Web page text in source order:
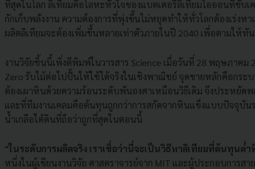
ที่สุดในโลก ลิเทียมคือโลหะหัวใจของแบตเตอรี่ลิเทียมไอออนที่ขับ
กักเก็บพลังงาน ความต้องการที่พุ่งขึ้นไม่หยุดทำให้ทั่วโลกต้องเร่งห
ผลิตลิเทียมจะต้องเพิ่มขึ้นหลายเท่าตัวภายในปี 2040 เพื่อตามให้ทัน
งานวิจัยชิ้นนี้เพิ่งตีพิมพ์ในวารสาร Science เมื่อวันที่ 28 พฤษภาคม
Zero รับไม้ต่อไปปั้นให้ใช้ได้จริงในเชิงพาณิชย์ จุดขายหลักคือกร
ต้องเผาหินด้วยความร้อนระดับพันองศาเหมือนวิธีเดิม จึงประหยัด
และที่ทีมงานเคลมคือต้นทุนถูกกว่าการสกัดจากหินแข็งแบบปัจจุบัน
น้ำเกลือใต้ดินที่ถือว่าถูกที่สุดในตอนนี้
"ในระดับการผลิตจริง เราเชื่อว่านี่จะเป็นวิธีหาลิเทียมที่ต้นทุนต่ำ
หนึ่งในผู้เขียนงานวิจัย ศาสตราจารย์จาก MIT และผู้ประกอบการส